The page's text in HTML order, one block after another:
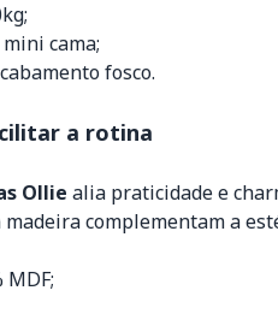
cama;
fosco.
a rotina
Ollie alia praticidade e
complementam a
MDF;